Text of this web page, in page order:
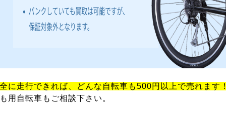
に走行できれば、どんな自転車も500円以上で売れます
用自転車もご相談下さい。